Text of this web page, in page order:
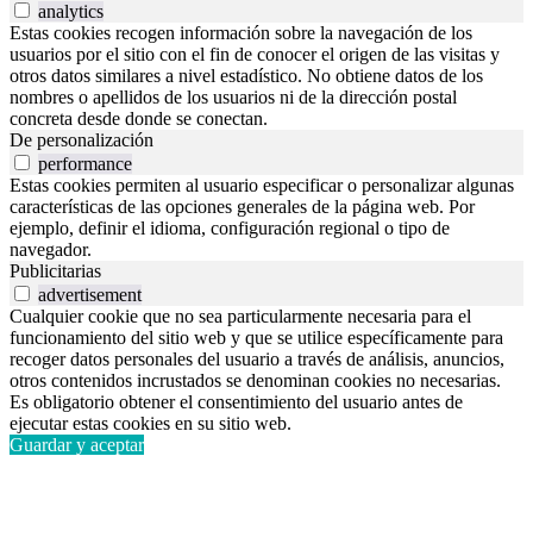
analytics
Estas cookies recogen información sobre la navegación de los
usuarios por el sitio con el fin de conocer el origen de las visitas y
otros datos similares a nivel estadístico. No obtiene datos de los
nombres o apellidos de los usuarios ni de la dirección postal
concreta desde donde se conectan.
De personalización
performance
Estas cookies permiten al usuario especificar o personalizar algunas
características de las opciones generales de la página web. Por
ejemplo, definir el idioma, configuración regional o tipo de
navegador.
Publicitarias
advertisement
Cualquier cookie que no sea particularmente necesaria para el
funcionamiento del sitio web y que se utilice específicamente para
recoger datos personales del usuario a través de análisis, anuncios,
otros contenidos incrustados se denominan cookies no necesarias.
Es obligatorio obtener el consentimiento del usuario antes de
ejecutar estas cookies en su sitio web.
Guardar y aceptar